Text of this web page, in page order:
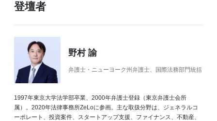
登壇者
野村 諭
弁護士・ニューヨーク州弁護士、国際法務部門統括
1997年東京大学法学部卒業、2000年弁護士登録（東京弁護士会所
属）。2020年法律事務所ZeLoに参画。主な取扱分野は、ジェネラルコ
ーポレート、投資案件、スタートアップ支援、ファイナンス、不動産、